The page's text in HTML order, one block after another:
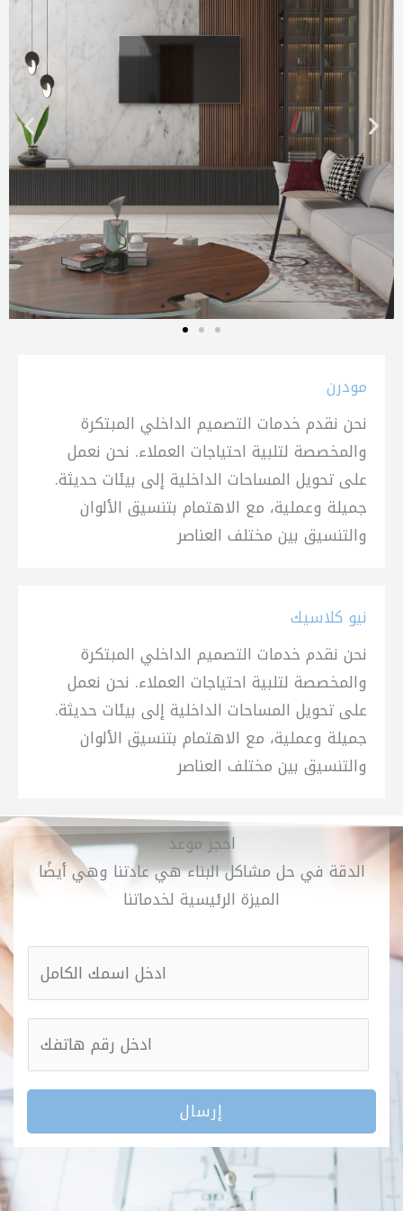
مودرن
نحن نقدم خدمات التصميم الداخلي المبتكرة
والمخصصة لتلبية احتياجات العملاء. نحن نعمل
على تحويل المساحات الداخلية إلى بيئات حديثة.
جميلة وعملية، مع الاهتمام بتنسيق الألوان
والتنسيق بين مختلف العناصر
نيو كلاسيك
نحن نقدم خدمات التصميم الداخلي المبتكرة
والمخصصة لتلبية احتياجات العملاء. نحن نعمل
على تحويل المساحات الداخلية إلى بيئات حديثة.
جميلة وعملية، مع الاهتمام بتنسيق الألوان
والتنسيق بين مختلف العناصر
احجز موعد
الدقة في حل مشاكل البناء هي عادتنا وهي أيضًا
الميزة الرئيسية لخدماتنا
ا
س
م
*
م
ل
إرسال